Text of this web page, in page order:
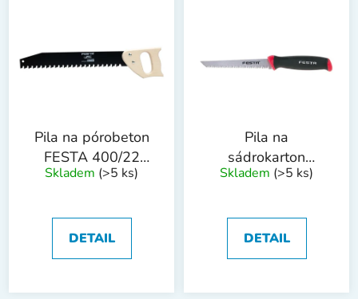
Pila na pórobeton
FESTA 400/22
dřevěná rukojeť
Skladem (>5 ks)
DETAIL
Pila na
sádrokarton
FESTA 150mm
Skladem (>5 ks)
DETAIL